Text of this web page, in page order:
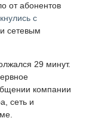
от абонентов
с
сетевым
29 минут.
компании
сеть и